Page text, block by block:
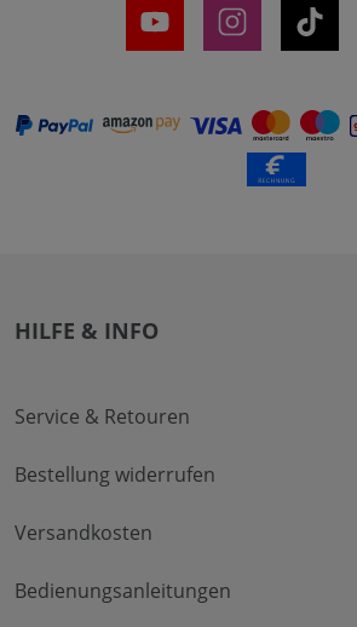
HILFE & INFO
Service & Retouren
Bestellung widerrufen
Versandkosten
Bedienungsanleitungen